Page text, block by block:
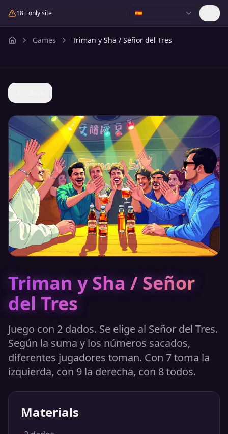
18+ only site 🇪🇸
Games Triman y Sha / Señor del Tres
Triman y Sha / Señor
del Tres
Juego con 2 dados. Se elige al Señor del Tres.
Según la suma y los números sacados,
diferentes jugadores toman. Con 7 toma la
izquierda, con 9 la derecha, con 8 todos.
Materials